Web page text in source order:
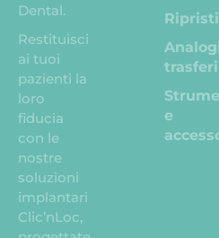
Dental.
Restituisci
ai tuoi
pazienti la
loro
fiducia
con le
nostre
soluzioni
implantari
Clic’nLoc,
e